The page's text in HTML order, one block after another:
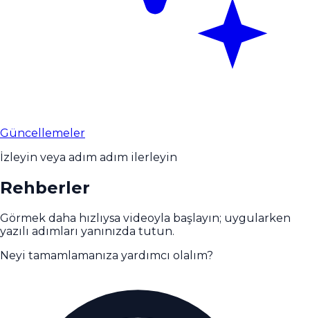
Güncellemeler
İzleyin veya adım adım ilerleyin
Rehberler
Görmek daha hızlıysa videoyla başlayın; uygularken
yazılı adımları yanınızda tutun.
Neyi tamamlamanıza yardımcı olalım?